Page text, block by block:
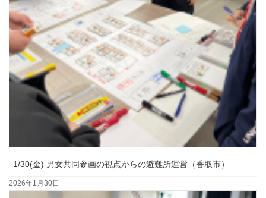
1/30(金) 男女共同参画の視点からの避難所運営（香取市）
2026年1月30日